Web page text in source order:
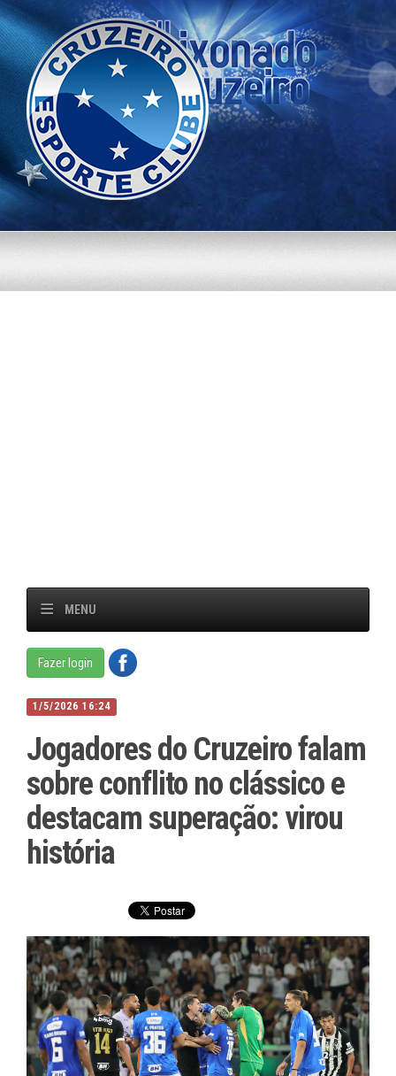
MENU
Fazer login
1/5/2026 16:24
Jogadores do Cruzeiro falam
sobre conflito no clássico e
destacam superação: virou
história